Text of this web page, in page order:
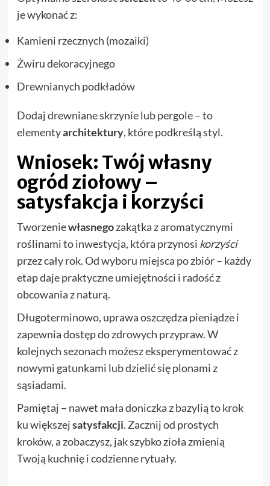
je wykonać z:
Kamieni rzecznych (mozaiki)
Żwiru dekoracyjnego
Drewnianych podkładów
Dodaj drewniane skrzynie lub pergole – to
elementyarchitektury, które podkreślą styl.
Wniosek: Twój własny
ogród ziołowy –
satysfakcja i korzyści
Tworzeniewłasnegozakątka z aromatycznymi
roślinami to inwestycja, która przynosi korzyści
przez cały rok. Od wyboru miejsca po zbiór – każdy
etap daje praktyczne umiejętności i radość z
obcowania z naturą.
Długoterminowo, uprawa oszczędza pieniądze i
zapewnia dostęp do zdrowych przypraw. W
kolejnych sezonach możesz eksperymentować z
nowymi gatunkami lub dzielić się plonami z
sąsiadami.
Pamiętaj – nawet mała doniczka z bazylią to krok
ku większejsatysfakcji. Zacznij od prostych
kroków, a zobaczysz, jak szybko zioła zmienią
Twoją kuchnię i codzienne rytuały.